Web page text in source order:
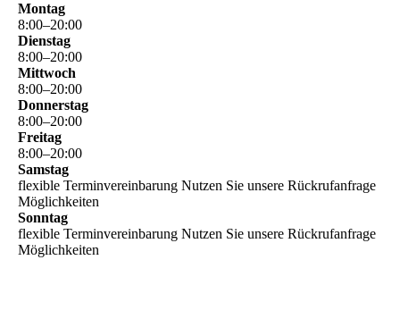
Montag
8:00–20:00
Dienstag
8:00–20:00
Mittwoch
8:00–20:00
Donnerstag
8:00–20:00
Freitag
8:00–20:00
Samstag
flexible Terminvereinbarung Nutzen Sie unsere Rückrufanfrage
Möglichkeiten
Sonntag
flexible Terminvereinbarung Nutzen Sie unsere Rückrufanfrage
Möglichkeiten